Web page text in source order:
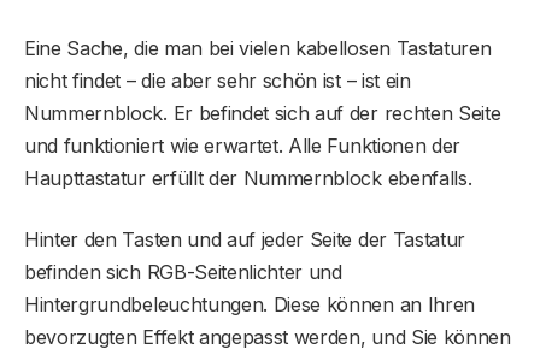
Eine Sache, die man bei vielen kabellosen Tastaturen
nicht findet – die aber sehr schön ist – ist ein
Nummernblock. Er befindet sich auf der rechten Seite
und funktioniert wie erwartet. Alle Funktionen der
Haupttastatur erfüllt der Nummernblock ebenfalls.
Hinter den Tasten und auf jeder Seite der Tastatur
befinden sich RGB-Seitenlichter und
Hintergrundbeleuchtungen. Diese können an Ihren
bevorzugten Effekt angepasst werden, und Sie können